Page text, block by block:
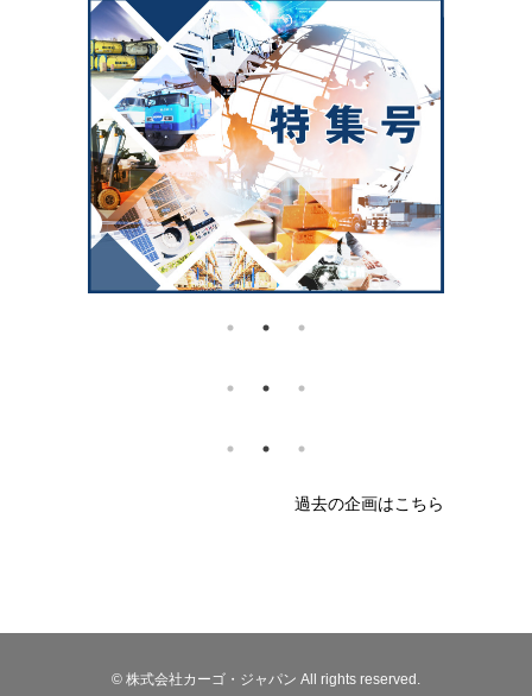
過去の企画はこちら
© 株式会社カーゴ・ジャパン All rights reserved.